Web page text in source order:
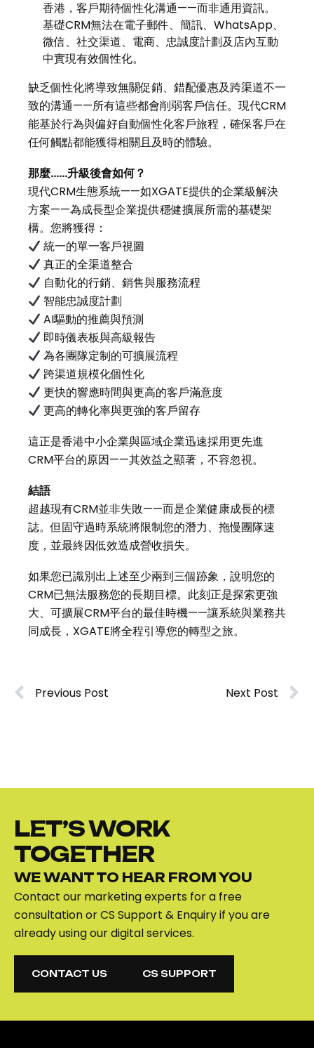
香港，客戶期待個性化溝通——而非通用資訊。
基礎CRM無法在電子郵件、簡訊、WhatsApp、
微信、社交渠道、電商、忠誠度計劃及店內互動
中實現有效個性化。
缺乏個性化將導致無關促銷、錯配優惠及跨渠道不一
致的溝通——所有這些都會削弱客戶信任。現代CRM
能基於行為與偏好自動個性化客戶旅程，確保客戶在
任何觸點都能獲得相關且及時的體驗。
那麼……升級後會如何？
現代CRM生態系統——如XGATE提供的企業級解決
方案——為成長型企業提供穩健擴展所需的基礎架
構。您將獲得：
統一的單一客戶視圖
真正的全渠道整合
自動化的行銷、銷售與服務流程
智能忠誠度計劃
AI驅動的推薦與預測
即時儀表板與高級報告
為各團隊定制的可擴展流程
跨渠道規模化個性化
更快的響應時間與更高的客戶滿意度
更高的轉化率與更強的客戶留存
這正是香港中小企業與區域企業迅速採用更先進
CRM平台的原因——其效益之顯著，不容忽視。
結語
超越現有CRM並非失敗——而是企業健康成長的標
誌。但固守過時系統將限制您的潛力、拖慢團隊速
度，並最終因低效造成營收損失。
如果您已識別出上述至少兩到三個跡象，說明您的
CRM已無法服務您的長期目標。此刻正是探索更強
大、可擴展CRM平台的最佳時機——讓系統與業務共
同成長，XGATE將全程引導您的轉型之旅。
Previous Post Next Post
LET’S WORK
TOGETHER
WE WANT TO HEAR FROM YOU
Contact our marketing experts for a free
consultation or CS Support & Enquiry if you are
already using our digital services.
CONTACT US
CS SUPPORT